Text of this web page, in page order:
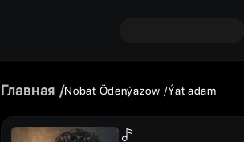
Главная Nobat Ödenýazow Ýat adam